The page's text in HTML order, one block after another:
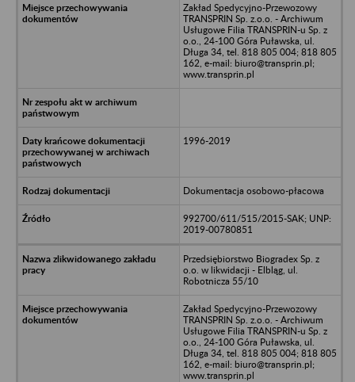
Zakład Spedycyjno-Przewozowy
TRANSPRIN Sp. z.o.o. - Archiwum
Usługowe Filia TRANSPRIN-u Sp. z
o.o., 24-100 Góra Puławska, ul.
Długa 34, tel. 818 805 004; 818 805
162, e-mail: biuro@transprin.pl;
www.transprin.pl
1996-2019
Dokumentacja osobowo-płacowa
992700/611/515/2015-SAK; UNP:
2019-00780851
Przedsiębiorstwo Biogradex Sp. z
o.o. w likwidacji - Elbląg, ul.
Robotnicza 55/10
Zakład Spedycyjno-Przewozowy
TRANSPRIN Sp. z.o.o. - Archiwum
Usługowe Filia TRANSPRIN-u Sp. z
o.o., 24-100 Góra Puławska, ul.
Długa 34, tel. 818 805 004; 818 805
162, e-mail: biuro@transprin.pl;
www.transprin.pl